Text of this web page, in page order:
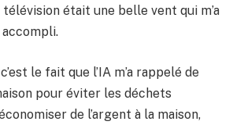
était une belle vent qui m’a
le fait que l’IA m’a rappelé de
pour éviter les déchets
de l’argent à la maison,